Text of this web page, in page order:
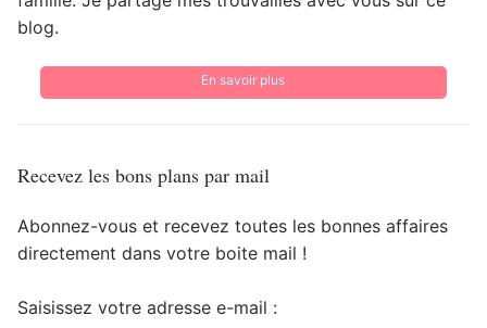
blog.
En savoir plus
Recevez les bons plans par mail
Abonnez-vous et recevez toutes les bonnes affaires
directement dans votre boite mail !
Saisissez votre adresse e-mail :